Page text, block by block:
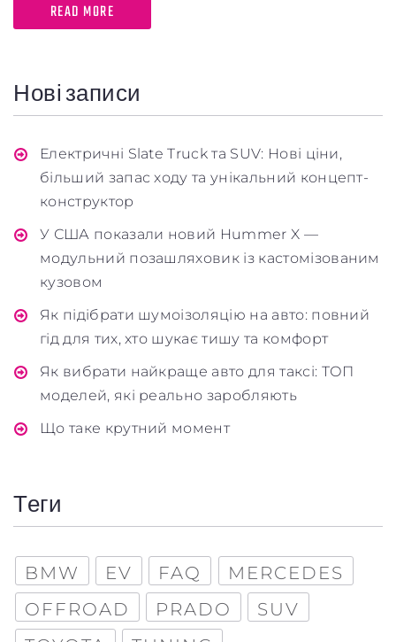
READ MORE
Нові записи
Електричні Slate Truck та SUV: Нові ціни,
більший запас ходу та унікальний концепт-
конструктор
У США показали новий Hummer X —
модульний позашляховик із кастомізованим
кузовом
Як підібрати шумоізоляцію на авто: повний
гід для тих, хто шукає тишу та комфорт
Як вибрати найкраще авто для таксі: ТОП
моделей, які реально заробляють
Що таке крутний момент
Теги
BMW EV FAQ
MERCEDES
OFFROAD
PRADO
SUV
Заголовок